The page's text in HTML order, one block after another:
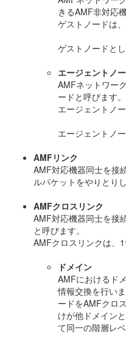
きるAMF非対応
ゲストノードは
ゲストノードと
エージェントノ
AMFネットワー
ードと呼びます。
エージェントノ
エージェントノ
AMFリンク
AMF対応機器同士を接
ルパケットをやりとり
AMFクロスリンク
AMF対応機器同士を接
と呼びます。
AMFクロスリンクは、
ドメイン
AMFにおけるド
情報交換を行い
ードをAMFクロ
けが他ドメイン
て同一の階層レ